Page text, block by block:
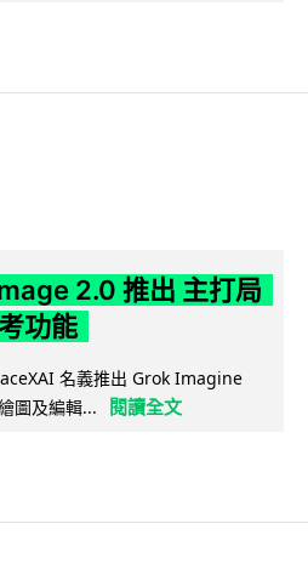
2.0 推出 主打局
功能
名義推出 Grok Imagine
圖及編輯...
閱讀全文